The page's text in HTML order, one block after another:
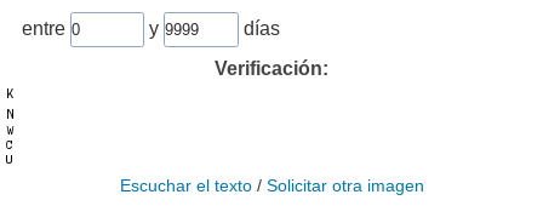
entre y
días
Verificación:
Escuchar el texto/ Solicitar otra imagen